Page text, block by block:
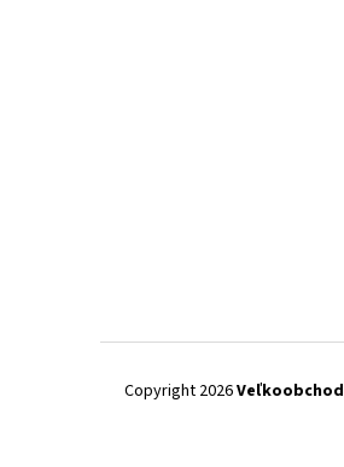
Copyright 2026Veľkoobchod